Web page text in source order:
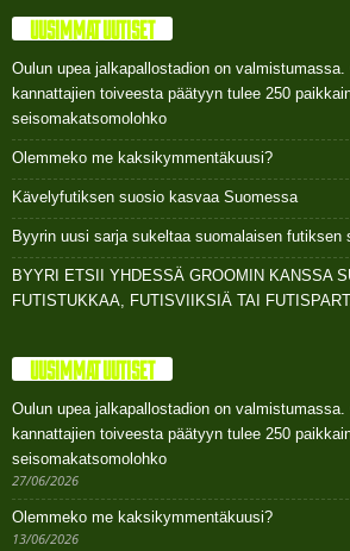
UUSIMMAT UUTISET
Oulun upea jalkapallostadion on
kannattajien toiveesta päätyyn tulee 250
seisomakatsomolohko
Olemmeko me kaksikymmentäkuusi?
Kävelyfutiksen suosio kasvaa Suomessa
Byyrin uusi sarja sukeltaa suomalaisen futiksen
BYYRI ETSII YHDESSÄ GROOMIN KANSSA
FUTISTUKKAA, FUTISVIIKSIÄ TAI
UUSIMMAT UUTISET
Oulun upea jalkapallostadion on
kannattajien toiveesta päätyyn tulee 250
seisomakatsomolohko
27/06/2026
Olemmeko me kaksikymmentäkuusi?
13/06/2026